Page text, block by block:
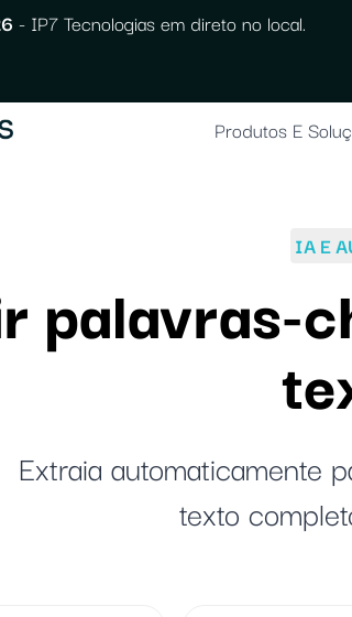
- IP7 Tecnologias em direto no local.
Produtos E
IA E
palavras-
Extraia automaticamente
texto